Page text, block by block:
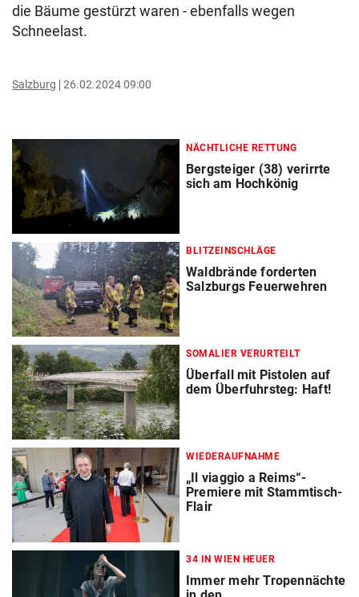
die Bäume gestürzt waren - ebenfalls wegen
Schneelast.
Salzburg 26.02.2024 09:00
NÄCHTLICHE RETTUNG
Bergsteiger (38) verirrte
sich am Hochkönig
BLITZEINSCHLÄGE
Waldbrände forderten
Salzburgs Feuerwehren
SOMALIER VERURTEILT
Überfall mit Pistolen auf
dem Überfuhrsteg: Haft!
WIEDERAUFNAHME
„Il viaggio a Reims“-
Premiere mit Stammtisch-
Flair
34 IN WIEN HEUER
Immer mehr Tropennächte